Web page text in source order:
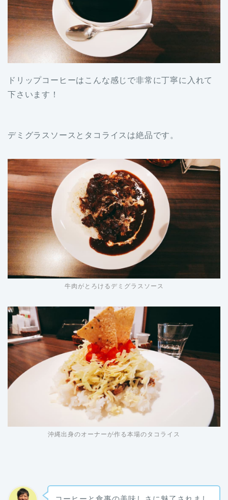
ドリップコーヒーはこんな感じで非常に丁寧に入れて
下さいます！
デミグラスソースとタコライスは絶品です。
牛肉がとろけるデミグラスソース
沖縄出身のオーナーが作る本場のタコライス